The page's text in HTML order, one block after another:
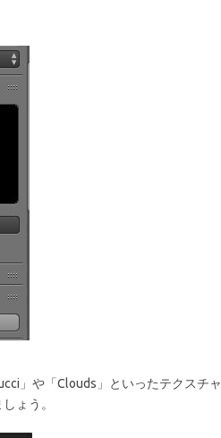
」や「Clouds」といったテクスチャ
ょう。